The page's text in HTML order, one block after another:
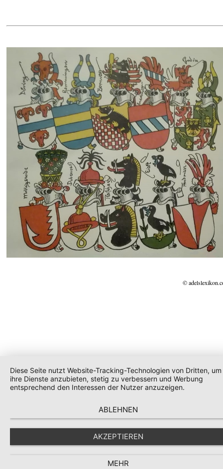
©
Diese Seite nutzt Website-Tracking-Technologien von Dritten, um
ihre Dienste anzubieten, stetig zu verbessern und Werbung
entsprechend den Interessen der Nutzer anzuzeigen.
ABLEHNEN
AKZEPTIEREN
MEHR